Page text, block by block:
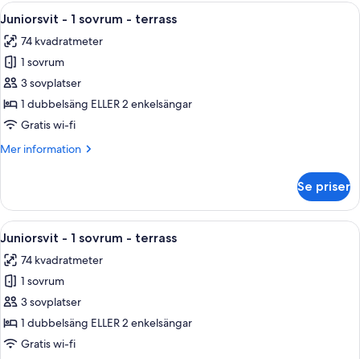
1
terrass
Öppna
alla
foton
för
Juniorsvit
-
1
-
En balkong med flätade stolar, ett
13
Juniorsvit - 1 sovrum - terrass
74 kvadratmeter
1 sovrum
3 sovplatser
1 dubbelsäng ELLER 2 enkelsängar
Gratis wi-fi
Mer information
Mer
-
sovrum
terrass
Se priser
Öppna
alla
foton
för
Juniorsvit
-
1
Ett modernt vardagsrum med en
12
Juniorsvit - 1 sovrum - terrass
74 kvadratmeter
1 sovrum
3 sovplatser
1 dubbelsäng ELLER 2 enkelsängar
Gratis wi-fi